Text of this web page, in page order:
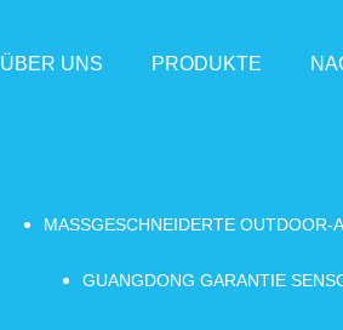
ÜBER UNS PRODUKTE
MASSGESCHNEIDERTE OUTDOOR-
GUANGDONG GARANTIE